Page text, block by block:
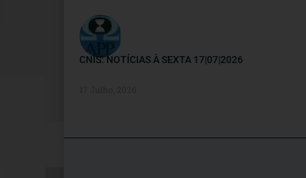
CNIS: NOTÍCIAS À SEXTA 17|07|2026